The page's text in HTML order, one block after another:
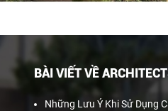
BÀI VIẾT VỀ
Những Lưu Ý Khi Sử Dụng